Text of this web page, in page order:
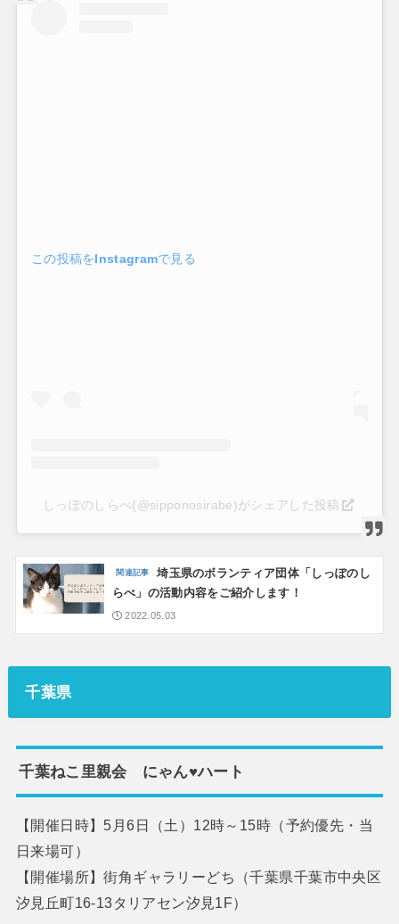
この投稿をInstagramで見る
しっぽのしらべ(@sipponosirabe)がシェアした投稿
埼玉県のボランティア団体「しっぽのし
らべ」の活動内容をご紹介します！
2022.05.03
千葉県
千葉ねこ里親会 にゃん♥️ハート
【開催日時】5月6日（土）12時～15時（予約優先・当
日来場可）
【開催場所】街角ギャラリーどち（千葉県千葉市中央区
汐見丘町16-13タリアセン汐見1F）